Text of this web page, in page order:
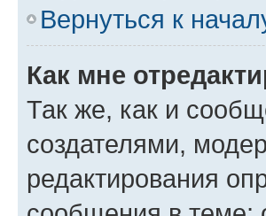
Вернуться к
Как мне
Так же, как и
создателями,
редактирования